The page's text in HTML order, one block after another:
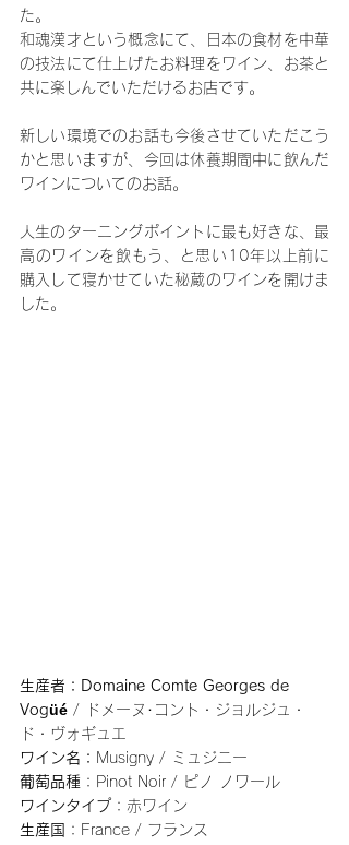
た。
和魂漢才という概念にて、日本の食材を中華
の技法にて仕上げたお料理をワイン、お茶と
共に楽しんでいただけるお店です。
新しい環境でのお話も今後させていただこう
かと思いますが、今回は休養期間中に飲んだ
ワインについてのお話。
人生のターニングポイントに最も好きな、最
高のワインを飲もう、と思い10年以上前に
購入して寝かせていた秘蔵のワインを開けま
した。
生産者：Domaine Comte Georges de
Vogüé / ドメーヌ･コント・ジョルジュ・
ド・ヴォギュエ
ワイン名： Musigny / ミュジニー
葡萄品種 ：Pinot Noir / ピノ ノワール
ワインタイプ ：赤ワイン
生産国
：France / フランス